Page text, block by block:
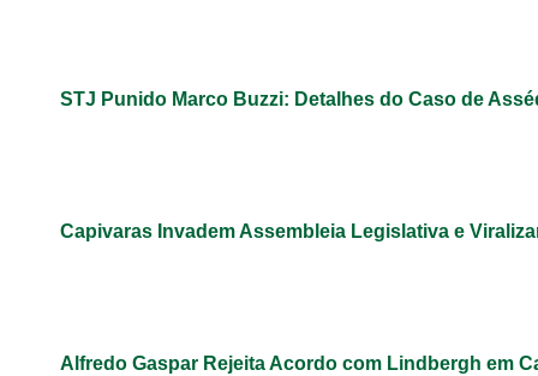
STJ Punido Marco Buzzi: Detalhes do Caso de
Capivaras Invadem Assembleia Legislativa e
Alfredo Gaspar Rejeita Acordo com Lindbergh em